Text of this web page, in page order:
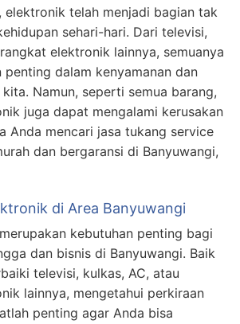
elektronik telah menjadi bagian tak
sehari-hari. Dari televisi,
elektronik lainnya, semuanya
penting dalam kenyamanan dan
Namun, seperti semua barang,
juga dapat mengalami kerusakan
Anda mencari jasa tukang service
dan bergaransi di Banyuwangi,
di Area Banyuwangi
kebutuhan penting bagi
dan bisnis di Banyuwangi. Baik
televisi, kulkas, AC, atau
lainnya, mengetahui perkiraan
penting agar Anda bisa